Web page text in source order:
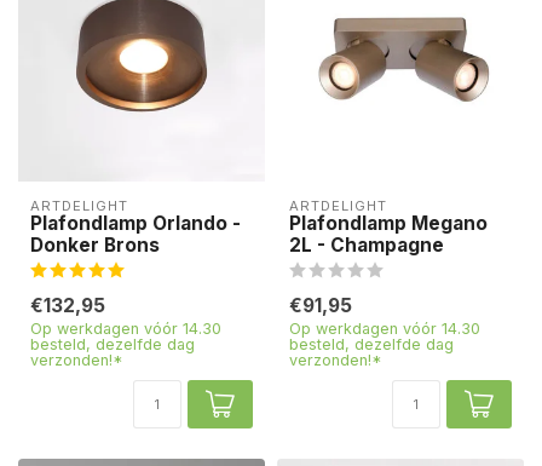
ARTDELIGHT
Plafondlamp Orlando -
Donker Brons
€132,95
Op werkdagen vóór 14.30
besteld, dezelfde dag
verzonden!*
ARTDELIGHT
Plafondlamp Megano
2L - Champagne
€91,95
Op werkdagen vóór 14.30
besteld, dezelfde dag
verzonden!*